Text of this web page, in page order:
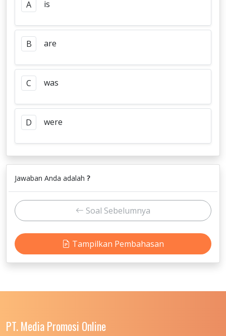
A is
B are
C was
D were
Jawaban Anda adalah ?
Soal Sebelumnya
Tampilkan Pembahasan
PT. Media Promosi Online